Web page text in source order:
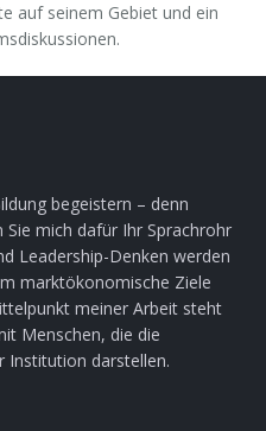
auf seinem Gebiet und ein
begeistern – denn
Sie mich dafür Ihr Sprachrohr
Leadership-Denken werden
marktökonomische Ziele
meiner Arbeit steht
Menschen, die die
Institution darstellen.